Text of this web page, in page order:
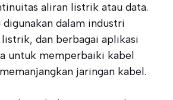
aliran listrik atau data.
dalam industri
dan berbagai aplikasi
untuk memperbaiki kabel
jaringan kabel.